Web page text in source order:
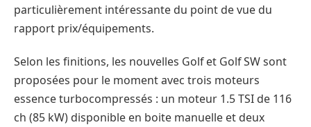
particulièrement intéressante du point de vue du
rapport prix/équipements.
Selon les finitions, les nouvelles Golf et Golf SW sont
proposées pour le moment avec trois moteurs
essence turbocompressés : un moteur 1.5 TSI de 116
ch (85 kW) disponible en boite manuelle et deux